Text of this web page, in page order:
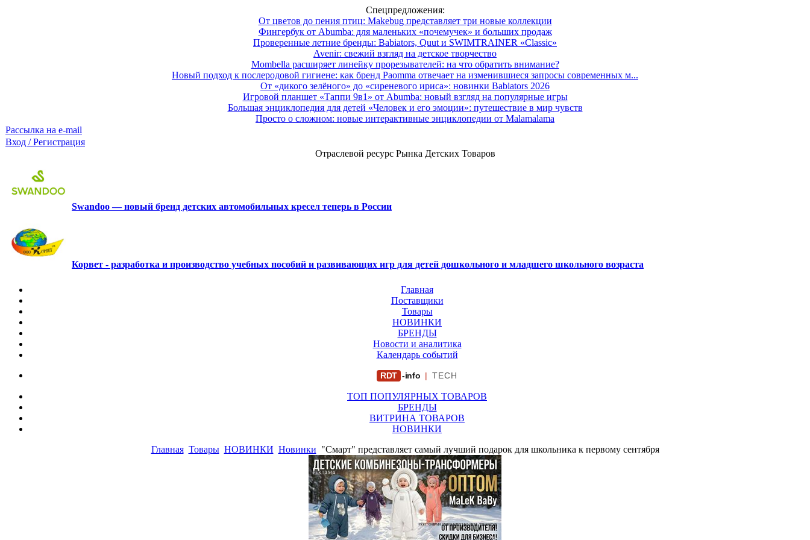
Спецпредложения:
От цветов до пения птиц: Makebug представляет три новые коллекции
Фингербук от Abumba: для маленьких «почемучек» и больших продаж
Проверенные летние бренды: Babiators, Quut и SWIMTRAINER «Classic»
Avenir: свежий взгляд на детское творчество
Mombella расширяет линейку прорезывателей: на что обратить внимание?
Новый подход к послеродовой гигиене: как бренд Paomma отвечает на изменившиеся запросы современных м...
От «дикого зелёного» до «сиреневого ириса»: новинки Babiators 2026
Игровой планшет «Таппи 9в1» от Abumba: новый взгляд на популярные игры
Большая энциклопедия для детей «Человек и его эмоции»: путешествие в мир чувств
Просто о сложном: новые интерактивные энциклопедии от Malamalama
Рассылка на e-mail
Вход / Регистрация
Отраслевой ресурс Рынка Детских Товаров
Swandoo — новый бренд детских автомобильных кресел теперь в России
Корвет - разработка и производство учебных пособий и развивающих игр для детей дошкольного и младшего школьного возраста
Главная
Поставщики
Товары
НОВИНКИ
БРЕНДЫ
Новости и аналитика
Календарь событий
RDT -info | TECH
ТОП ПОПУЛЯРНЫХ ТОВАРОВ
БРЕНДЫ
ВИТРИНА ТОВАРОВ
НОВИНКИ
Главная Товары НОВИНКИ Новинки "Смарт" представляет самый лучший подарок для школьника к первому сентября
РЕКЛАМА
ООО "ФИРМА "ХРИЗАНТЕМА" ИНН: 7719007569